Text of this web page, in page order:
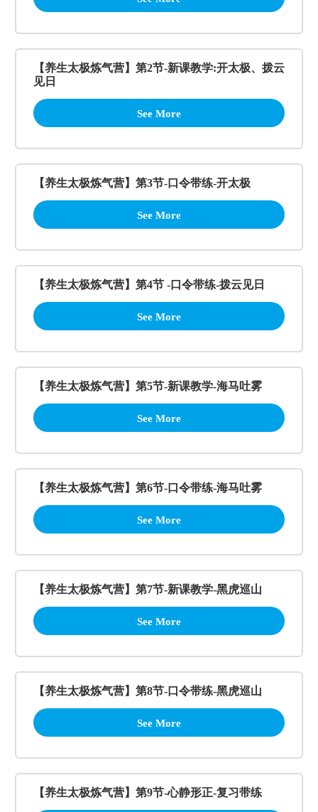
【养生太极炼气营】第2节-新课教学:开太极、拨云
见日
See More
【养生太极炼气营】第3节-口令带练-开太极
See More
【养生太极炼气营】第4节 -口令带练-拨云见日
See More
【养生太极炼气营】第5节-新课教学-海马吐雾
See More
【养生太极炼气营】第6节-口令带练-海马吐雾
See More
【养生太极炼气营】第7节-新课教学-黑虎巡山
See More
【养生太极炼气营】第8节-口令带练-黑虎巡山
See More
【养生太极炼气营】第9节-心静形正-复习带练